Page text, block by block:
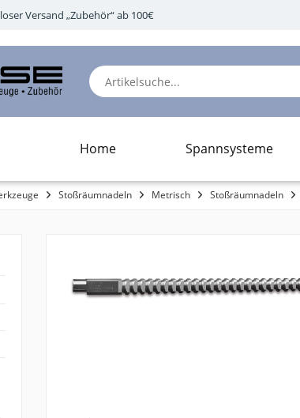
Versand „Zubehör“ ab 100€
Home Spannsysteme
Stoßräumnadeln Metrisch Stoßräumnadeln